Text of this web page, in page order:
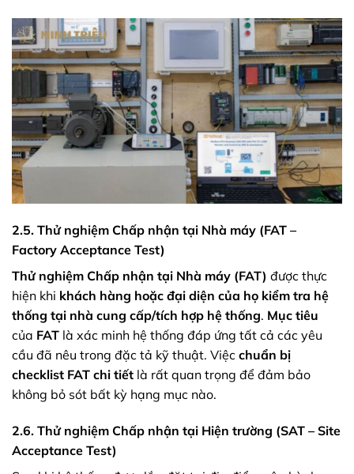
2.5. Thử nghiệm Chấp nhận tại Nhà máy (FAT –
Factory Acceptance Test)
Thử nghiệm Chấp nhận tại Nhà máy (FAT) được thực
hiện khi khách hàng hoặc đại diện của họ kiểm tra hệ
thống tại nhà cung cấp/tích hợp hệ thống. Mục tiêu
của FAT là xác minh hệ thống đáp ứng tất cả các yêu
cầu đã nêu trong đặc tả kỹ thuật. Việc chuẩn bị
checklist FAT chi tiết là rất quan trọng để đảm bảo
không bỏ sót bất kỳ hạng mục nào.
2.6. Thử nghiệm Chấp nhận tại Hiện trường (SAT – Site
Acceptance Test)